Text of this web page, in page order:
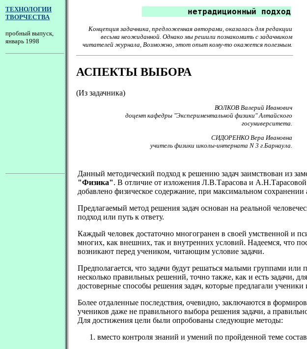
ТЕХНОЛОГИИ
ТВОРЧЕСТВА
пробный выпуск,
январь 1998
нетрадиционный подход
Концепция задачника, предложенная авторами, оказалась для редакции
весьма неожиданной. Однако мы решили познакомить с задачником
читателей журнала, Возможно, этот опыт кому-то окажется полезным.
АСПЕКТЫ ВЫБОРА
(Из задачника)
ВОЛКОВ Валерий Иванович
доцент кафедры "Экспериментальной физики" Алтайского
госуниверситета.
СИДОРЕНКО Вера Ивановна
учитель физики школы-интерната N 3 г.Барнаула.
Данный методический подход к решению задач заимствован из
"Физика". В отличие от изложения Л.В.Тарасова и А.Н.Тарасовой
добавлено физическое содержание, при максимальном сохранении
Предлагаемый метод решения задач основан на реальной
подход или путь к ответу.
Каждый человек достаточно многогранен в своей умственной и
многих, как внешних, так и внутренних условий. Надеемся, что
возникают перед учеником, читающим условие задачи.
Предполагается, что задачи будут решаться малыми группами
несколько правильных решений, точно также, как и есть задачи,
достоверные способы решения задач, которые предлагали ученики
Более отдаленные последствия, очевидно, заключаются в
учеников даже не правильного выбора решения задачи, а
Для достижения цели были опробованы следующие методы:
вместо контроля знаний и умений по пройденной теме